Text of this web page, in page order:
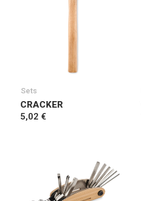
Sets
CRACKER
5,02 €